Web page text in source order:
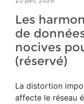
Les
de
nocives
(réservé)
La distortion
affecte le réseau